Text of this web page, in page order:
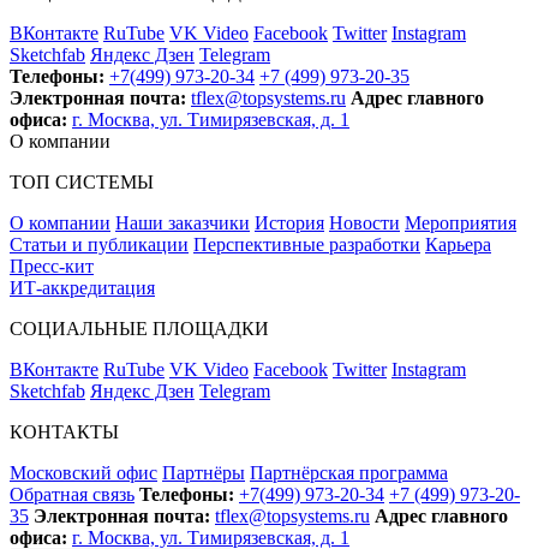
ВКонтакте RuTube VK Video Facebook Twitter Instagram
Sketchfab Яндекс Дзен Telegram
Телефоны: +7(499) 973-20-34 +7 (499) 973-20-35
Электронная почта: tflex@topsystems.ru Адрес главного
офиса: г. Москва, ул. Тимирязевская, д. 1
О компании
ТОП СИСТЕМЫ
О компании Наши заказчики История Новости Мероприятия
Статьи и публикации Перспективные разработки Карьера
Пресс-кит
ИТ-аккредитация
СОЦИАЛЬНЫЕ ПЛОЩАДКИ
ВКонтакте RuTube VK Video Facebook Twitter Instagram
Sketchfab Яндекс Дзен Telegram
КОНТАКТЫ
Московский офис Партнёры Партнёрская программа
Обратная связь Телефоны: +7(499) 973-20-34 +7 (499) 973-20-
35 Электронная почта: tflex@topsystems.ru Адрес главного
офиса: г. Москва, ул. Тимирязевская, д. 1